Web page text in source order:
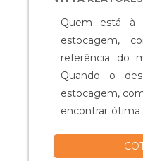
Quem está à
estocagem,
referência do
Quando o
estocagem,
encontrar ótima
da